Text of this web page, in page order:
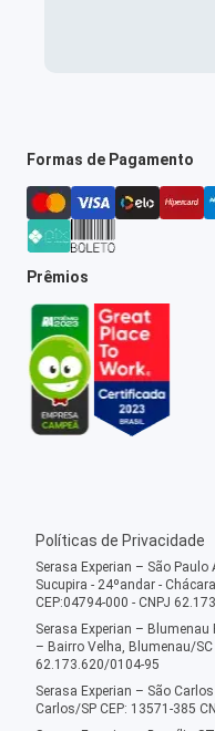
Formas de Pagamento
Prêmios
Políticas de Privacidade
Serasa Experian – São
Sucupira - 24ºandar -
CEP:04794-000 - CNPJ
Serasa Experian – Blumenau
– Bairro Velha, Blumenau/SC
62.173.620/0104-95
Serasa Experian – São
Carlos/SP CEP: 13571-385